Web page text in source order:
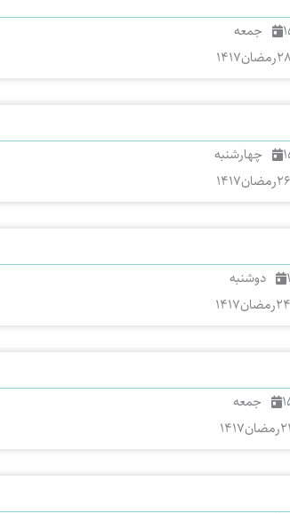
و ه
جمعه
28رمضان1417
چهارشنبه
26رمضان1417
دوشنبه
24رمضان1417
جمعه
21رمضان1417